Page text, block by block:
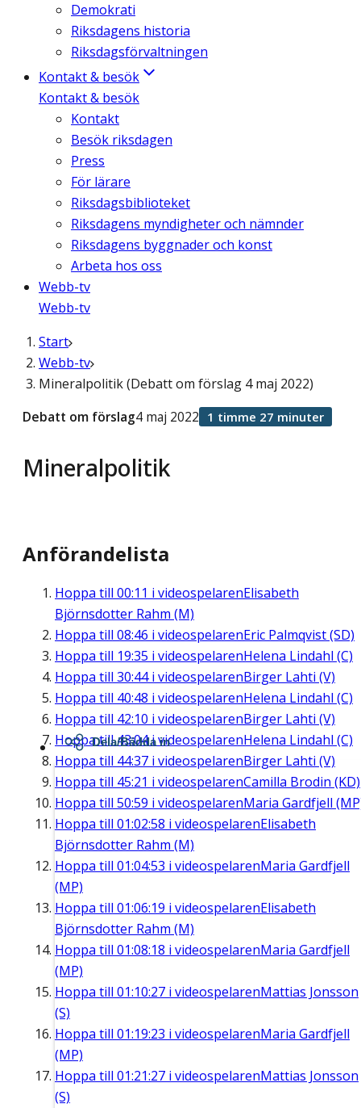
Demokrati
Riksdagens historia
Riksdagsförvaltningen
Kontakt & besök
Kontakt & besök
Kontakt
Besök riksdagen
Press
För lärare
Riksdagsbiblioteket
Riksdagens myndigheter och nämnder
Riksdagens byggnader och konst
Arbeta hos oss
Webb-tv
Webb-tv
Start
Webb-tv
Mineralpolitik (Debatt om förslag 4 maj 2022)
Mineralpolitik
Debatt om förslag4 maj 2022 1 timme 27 minuter
Anförandelista
Hoppa till 00:11 i videospelarenElisabeth
Björnsdotter Rahm (M)
Hoppa till 08:46 i videospelarenEric Palmqvist (SD)
Hoppa till 19:35 i videospelarenHelena Lindahl (C)
Hoppa till 30:44i videospelarenBirger Lahti (V)
Hoppa till 40:48 i videospelarenHelena Lindahl (C)
Hoppa till 42:10 i videospelarenBirger Lahti (V)
Hoppa till43:04i videospelarenHelena Lindahl (C)
Hoppa till 44:37 i videospelarenBirger Lahti (V)
Hoppa till 45:21 i videospelarenCamilla Brodin (KD)
Hoppa till 50:59 i videospelarenMaria Gardfjell
Hoppa till 01:02:58 i videospelarenElisabeth
Björnsdotter Rahm (M)
Hoppa till 01:04:53 i videospelarenMaria Gardfjell
(MP)
Hoppa till 01:06:19 i videospelarenElisabeth
Björnsdotter Rahm (M)
Hoppa till 01:08:18 i videospelarenMaria Gardfjell
(MP)
Hoppa till 01:10:27 i videospelarenMattias Jonsson
(S)
Hoppa till 01:19:23 i videospelarenMaria Gardfjell
(MP)
Hoppa till 01:21:27 i videospelarenMattias Jonsson
(S)
Dela/Bädda in